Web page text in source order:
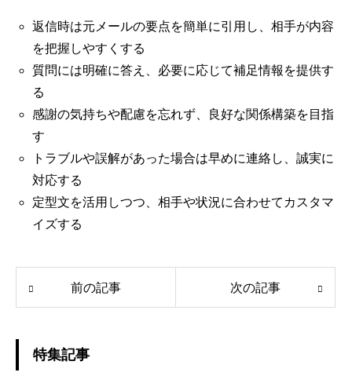
返信時は元メールの要点を簡単に引用し、相手が内容
を把握しやすくする
質問には明確に答え、必要に応じて補足情報を提供す
る
感謝の気持ちや配慮を忘れず、良好な関係構築を目指
す
トラブルや誤解があった場合は早めに連絡し、誠実に
対応する
定型文を活用しつつ、相手や状況に合わせてカスタマ
イズする
前の記事 次の記事
特集記事